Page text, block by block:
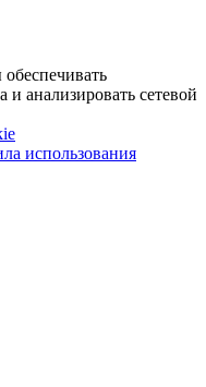
анализировать сетевой
использования